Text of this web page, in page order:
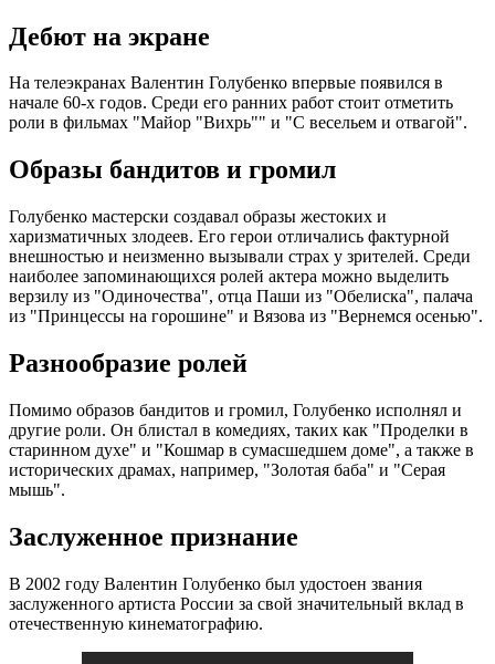
Дебют на экране
На телеэкранах Валентин Голубенко впервые появился в
начале 60-х годов. Среди его ранних работ стоит отметить
роли в фильмах "Майор "Вихрь"" и "С весельем и отвагой".
Образы бандитов и громил
Голубенко мастерски создавал образы жестоких и
харизматичных злодеев. Его герои отличались фактурной
внешностью и неизменно вызывали страх у зрителей. Среди
наиболее запоминающихся ролей актера можно выделить
верзилу из "Одиночества", отца Паши из "Обелиска", палача
из "Принцессы на горошине" и Вязова из "Вернемся осенью".
Разнообразие ролей
Помимо образов бандитов и громил, Голубенко исполнял и
другие роли. Он блистал в комедиях, таких как "Проделки в
старинном духе" и "Кошмар в сумасшедшем доме", а также в
исторических драмах, например, "Золотая баба" и "Серая
мышь".
Заслуженное признание
В 2002 году Валентин Голубенко был удостоен звания
заслуженного артиста России за свой значительный вклад в
отечественную кинематографию.